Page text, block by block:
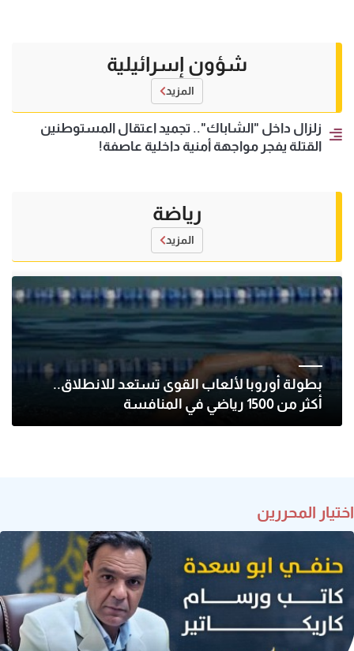
شؤون إسرائيلية
المزيد
زلزال داخل "الشاباك".. تجميد اعتقال المستوطنين
القتلة يفجر مواجهة أمنية داخلية عاصفة!
رياضة
المزيد
بطولة أوروبا لألعاب القوى تستعد للانطلاق..
أكثر من 1500 رياضي في المنافسة
اختيار المحررين